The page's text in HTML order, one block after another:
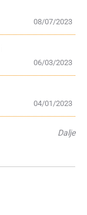
08/07/2023
06/03/2023
04/01/2023
Dalje